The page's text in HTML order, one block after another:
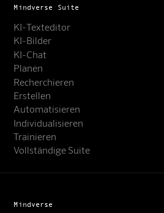
Mindverse Suite
KI-Texteditor
KI-Bilder
KI-Chat
Planen
Recherchieren
Erstellen
Automatisieren
Individualisieren
Trainieren
Vollständige Suite
Mindverse